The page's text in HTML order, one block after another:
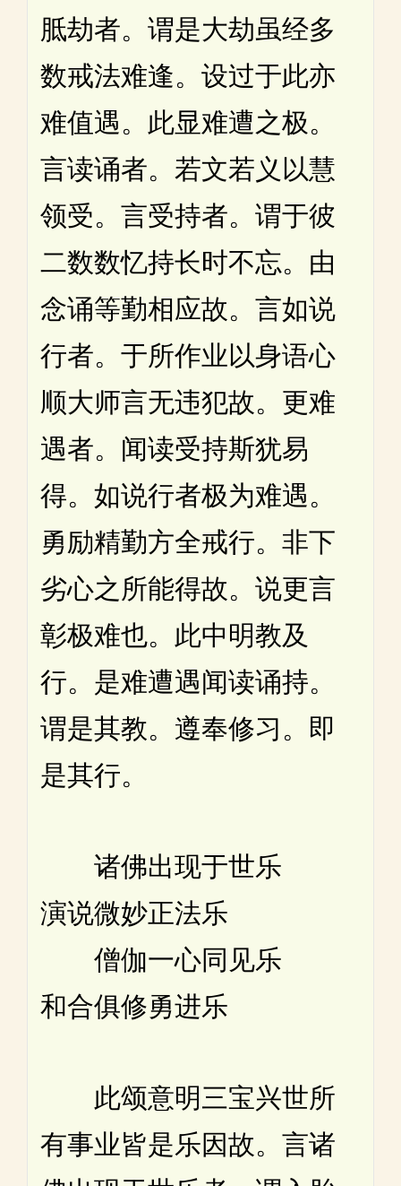
胝劫者。谓是大劫虽经多
数戒法难逢。设过于此亦
难值遇。此显难遭之极。
言读诵者。若文若义以慧
领受。言受持者。谓于彼
二数数忆持长时不忘。由
念诵等勤相应故。言如说
行者。于所作业以身语心
顺大师言无违犯故。更难
遇者。闻读受持斯犹易
得。如说行者极为难遇。
勇励精勤方全戒行。非下
劣心之所能得故。说更言
彰极难也。此中明教及
行。是难遭遇闻读诵持。
谓是其教。遵奉修习。即
是其行。
诸佛出现于世乐
演说微妙正法乐
僧伽一心同见乐
和合俱修勇进乐
此颂意明三宝兴世所
有事业皆是乐因故。言诸